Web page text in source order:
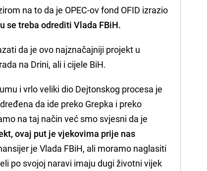
na to da je OPEC-ov fond OFID izrazio
se treba odrediti Vlada FBiH.
da je ovo najznačajniji projekt u
na Drini, ali i cijele BiH.
i vrlo veliki dio Dejtonskog procesa je
da ide preko Grepka i preko
na taj način već smo svjesni da je
ovaj put je vjekovima prije nas
je Vlada FBiH, ali moramo naglasiti
po svojoj naravi imaju dugi životni vijek